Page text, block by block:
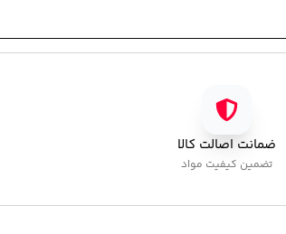
ضمانت اصالت کالا
تضمین کیفیت مواد